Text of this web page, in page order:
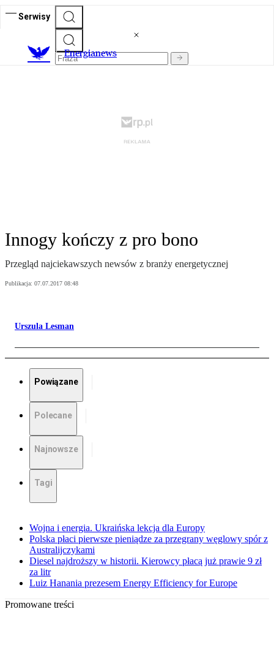
Serwisy
Energianews
Innogy kończy z pro bono
Przegląd najciekawszych newsów z branży energetycznej
Publikacja: 07.07.2017 08:48
Urszula Lesman
Powiązane
Polecane
Najnowsze
Tagi
Wojna i energia. Ukraińska lekcja dla Europy
Polska płaci pierwsze pieniądze za przegrany węglowy spór z
Australijczykami
Diesel najdroższy w historii. Kierowcy płacą już prawie 9 zł
za litr
Luiz Hanania prezesem Energy Efficiency for Europe
Promowane treści